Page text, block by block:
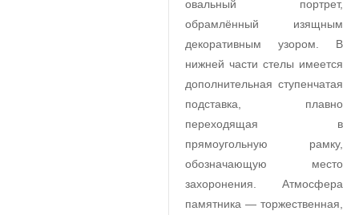
овальный портрет,
обрамлённый изящным
декоративным узором. В
нижней части стелы имеется
дополнительная ступенчатая
подставка, плавно
переходящая в
прямоугольную рамку,
обозначающую место
захоронения. Атмосфера
памятника — торжественная,